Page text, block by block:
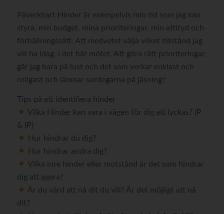
Påverkbart Hinder är exempelvis min tid som jag kan
styra, min budget, mina prioriteringar, min attityd och
förhållningssätt. Att medvetet välja vilket tillstånd jag
vill ha idag, i det här mötet. Att göra rätt prioriteringar;
går jag bara på lust och det som verkar enklast och
roligast och lämnar surdegarna på jäsning?
Tips på att identifiera hinder
Vilka Hinder kan vara i vägen för dig att lyckas? (P
& IP)
Hur hindrar du dig?
Hur hindrar andra dig?
Vilka inre hinder eller motstånd är det som hindrar
dig att agera?
Är du värd att nå dit du vill? Är det möjligt att nå
dit?